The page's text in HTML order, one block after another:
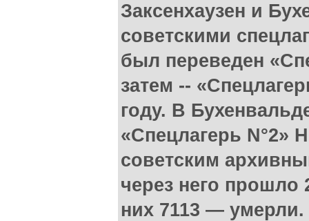
Заксенхаузен и
советскими
был переведен
затем --
году. В
«Спецлагерь N°2»
советским
через него прошло
них 7113 — умерли.